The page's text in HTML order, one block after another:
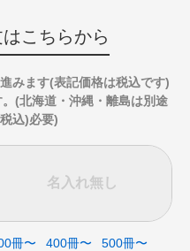
こちらから
みます(表記価格は税込です)
(北海道・沖縄・離島は別途
込)必要)
名入れ無し
冊〜 400冊〜 500冊〜